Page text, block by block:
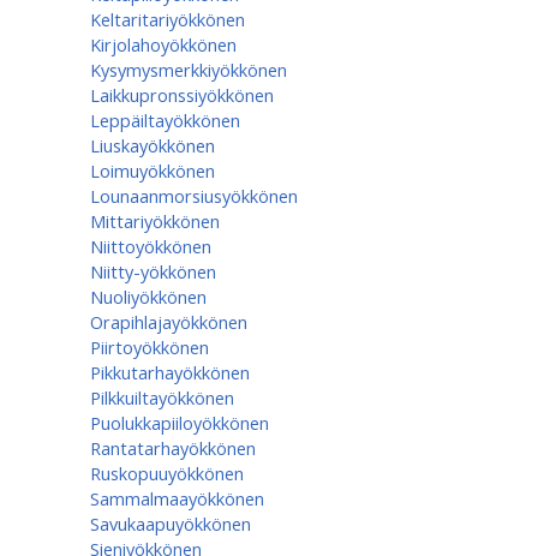
Keltaritariyökkönen
Kirjolahoyökkönen
Kysymysmerkkiyökkönen
Laikkupronssiyökkönen
Leppäiltayökkönen
Liuskayökkönen
Loimuyökkönen
Lounaanmorsiusyökkönen
Mittariyökkönen
Niittoyökkönen
Niitty-yökkönen
Nuoliyökkönen
Orapihlajayökkönen
Piirtoyökkönen
Pikkutarhayökkönen
Pilkkuiltayökkönen
Puolukkapiiloyökkönen
Rantatarhayökkönen
Ruskopuuyökkönen
Sammalmaayökkönen
Savukaapuyökkönen
Sieniyökkönen